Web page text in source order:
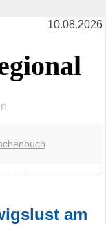
10.08.2026
am